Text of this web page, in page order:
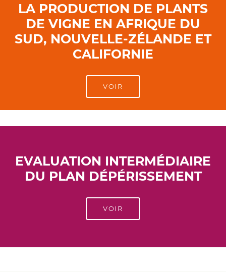
LA PRODUCTION DE PLANTS
DE VIGNE EN AFRIQUE DU
SUD, NOUVELLE-ZÉLANDE ET
CALIFORNIE
VOIR
EVALUATION INTERMÉDIAIRE
DU PLAN DÉPÉRISSEMENT
VOIR